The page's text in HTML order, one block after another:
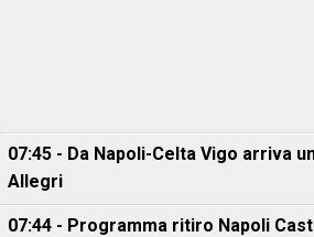
07:45 - Da Napoli-Celta Vigo arriva
Allegri
07:44 - Programma ritiro Napoli